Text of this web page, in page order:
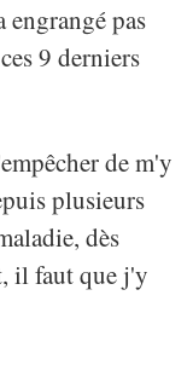
engrangé pas
9 derniers
de m'y
plusieurs
dès
il faut que j'y